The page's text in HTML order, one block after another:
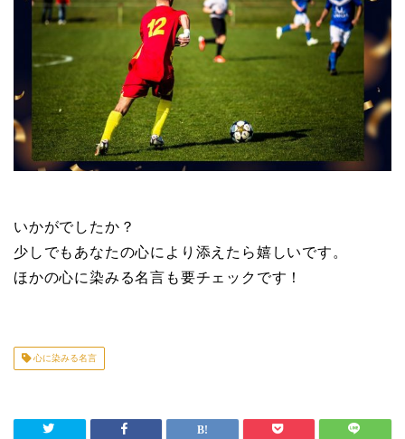
いかがでしたか？
少しでもあなたの心により添えたら嬉しいです。
ほかの心に染みる名言も要チェックです！
心に染みる名言